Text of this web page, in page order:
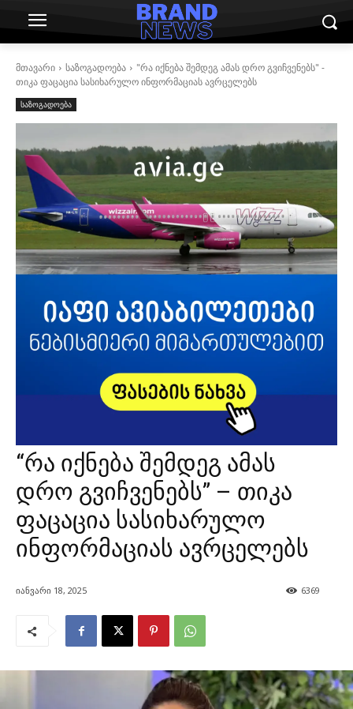
მთავარი საზოგადოება
"რა იქნება შემდეგ ამას დრო გვიჩვენებს" -
თიკა ფაცაცია სასიხარულო ინფორმაციას ავრცელებს
საზოგადოება
“რა იქნება შემდეგ ამას
დრო გვიჩვენებს” – თიკა
ფაცაცია სასიხარულო
ინფორმაციას ავრცელებს
იანვარი 18, 2025 6369